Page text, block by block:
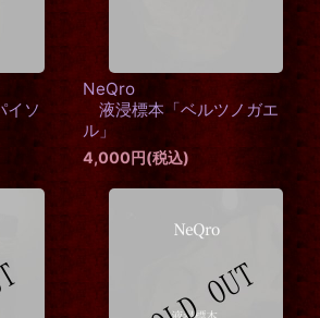
イソ
NeQro
液浸標本「ベルツノガエ
ル」
4,000円(税込)